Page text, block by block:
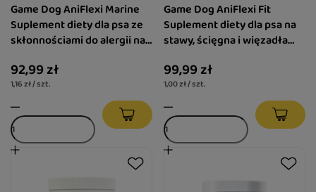
Game Dog AniFlexi Marine
Suplement diety dla psa ze
skłonnościami do alergii na
92,99 zł
1,16 zł / szt.
Game Dog AniFlexi Fit
Suplement diety dla psa na
stawy, ścięgna i więzadła
99,99 zł
1,00 zł / szt.